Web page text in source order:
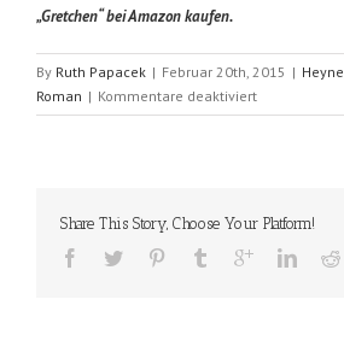
„Gretchen“ bei Amazon kaufen.
By Ruth Papacek | Februar 20th, 2015 | Heyne
Roman | Kommentare deaktiviertfür
Gretchen
Share This Story, Choose Your Platform!